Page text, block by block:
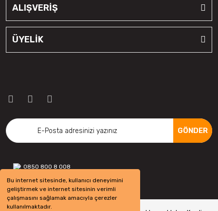
Bu internet sitesinde, kullanıcı deneyimini
geliştirmek ve internet sitesinin verimli
çalışmasını sağlamak amacıyla çerezler
kullanılmaktadır.
ALIŞVERİŞ
ÜYELİK
GÖNDER
0850 800 8 008